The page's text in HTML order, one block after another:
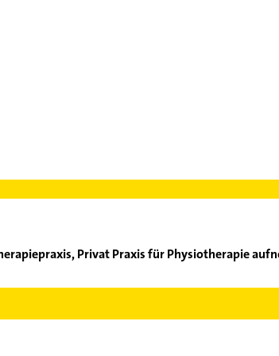
mit Herbst Henrike Physiotherapiepraxis, Privat Praxis für